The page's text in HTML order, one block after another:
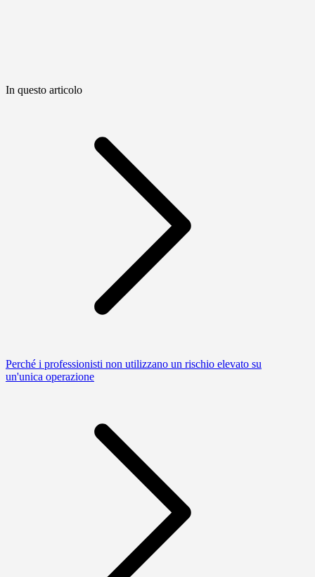
In questo articolo
Perché i professionisti non utilizzano un rischio elevato su
un'unica operazione